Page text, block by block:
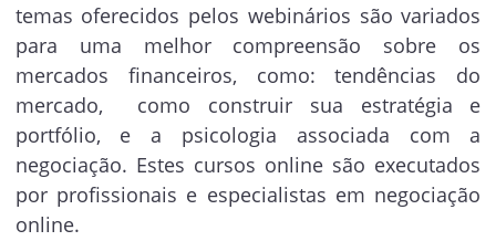
temas oferecidos pelos webinários são variados
para uma melhor compreensão sobre os
mercados financeiros, como: tendências do
mercado, como construir sua estratégia e
portfólio, e a psicologia associada com a
negociação. Estes cursos online são executados
por profissionais e especialistas em negociação
online.